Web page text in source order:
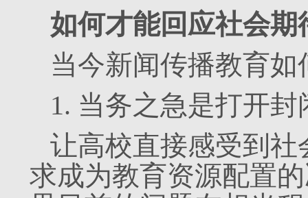
如何才能回应社会期
当今新闻传播教育
1. 当务之急是打开
让高校直接感受到
求成为教育资源配置